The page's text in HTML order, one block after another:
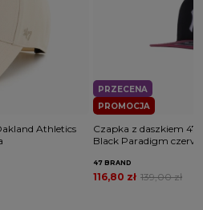
Athletics
PROMOCJA
PRZECENA
Czapka z daszkiem 47
Black Paradigm
47 BRAND
139,00 zł
116,80 zł